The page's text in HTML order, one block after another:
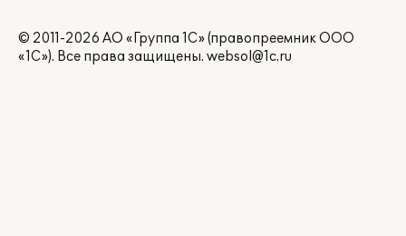
© 2011-2026 АО «Группа 1С» (правопреемник ООО
«1С»). Все права защищены. websol@1c.ru